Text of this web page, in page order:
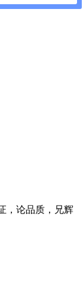
，论品质，兄辉